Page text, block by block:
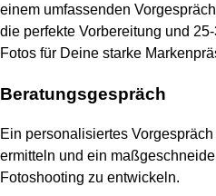
einem umfassenden
die perfekte Vorbereitung und
Fotos für Deine starke
Beratungsgespräch
Ein personalisiertes
ermitteln und ein
Fotoshooting zu entwickeln.